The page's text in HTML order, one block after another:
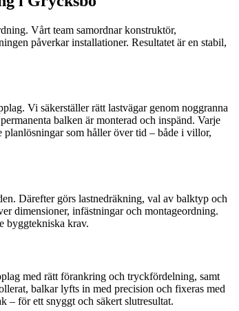
Vårt team samordnar konstruktör,
påverkar installationer. Resultatet är en stabil,
Vi säkerställer rätt lastvägar genom noggranna
balken är monterad och inspänd. Varje
planlösningar som håller över tid – både i villor,
Därefter görs lastnedräkning, val av balktyp och
dimensioner, infästningar och montageordning.
byggtekniska krav.
med rätt förankring och tryckfördelning, samt
balkar lyfts in med precision och fixeras med
– för ett snyggt och säkert slutresultat.